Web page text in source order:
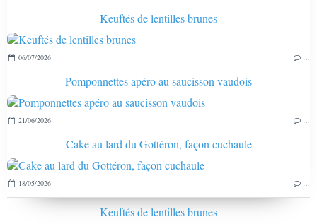
Keuftés de lentilles brunes
06/07/2026
Pomponnettes apéro au saucisson vaudois
21/06/2026
Cake au lard du Gottéron, façon cuchaule
18/05/2026
Keuftés de lentilles brunes